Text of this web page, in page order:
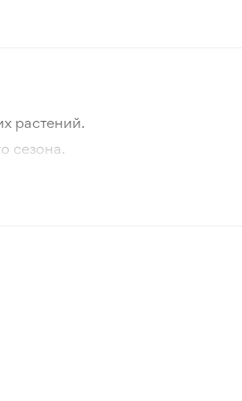
растений.
сезона.
товара и реального растения.